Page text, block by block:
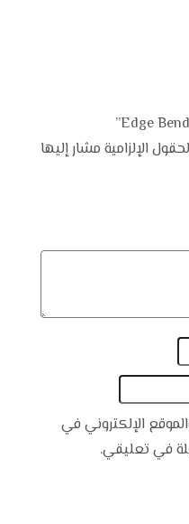
الإلزامية مشار إليها
الإلكتروني في
في تعليقي.